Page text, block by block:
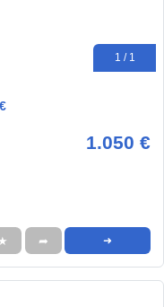
1 / 1
1.050 €
➦ ➜